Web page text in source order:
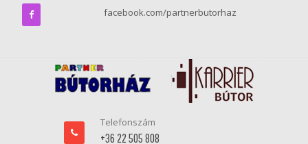
facebook.com/partnerbutorhaz
Telefonszám
+36 22 505 808